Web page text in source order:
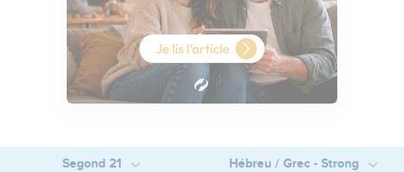
Segond 21 Hébreu / Grec - Strong